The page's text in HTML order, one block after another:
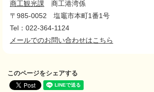
商工観光課
商工港湾係
〒985-0052
塩竈市本町1番1号
Tel：022-364-1124
メールでのお問い合わせはこちら
このページをシェアする